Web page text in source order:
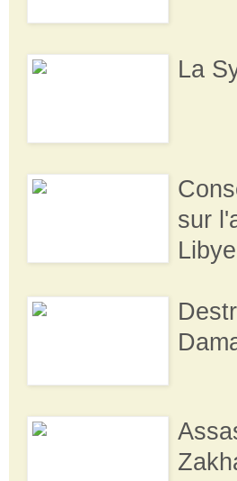
La
sur
Libye